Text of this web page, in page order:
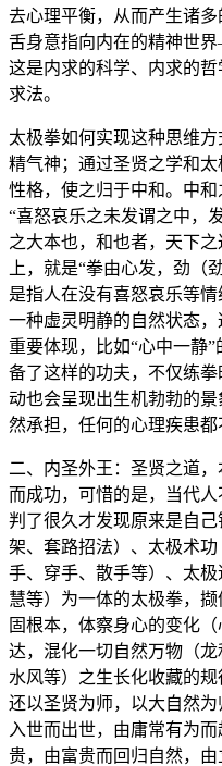
去心理平衡，从而产生诸
舌身意指向内在的精神世
这是内求的科学、内求的
求法。
太极拳如何实现这种思维
精气神；通过圣贤之学和
性格，使之归于中和。中和
“喜怒哀乐之未发谓之中，
之大本也，和也者，天下
上，就是“拳由心发，劲（
是指人在没有喜怒哀乐等
一种虚灵明静的自然状态
重要体现，比如“心中一静
备了这样的功夫，不仅练
动也会呈现出生机勃勃的
然承担，任何的心理疾患都
二、内圣外王：圣贤之道
而成功，可惜的是，当代
判了很久才发现原来是自
架、套路招法）、太极术
手、穿手、散手等）、太
慧等）为一体的太极拳，
固根本，体察身心的变化
达，混化一切自然万物（
水风等）之生长化收藏的规
还以圣贤为师，以大自然
入世而出世，由庸常有为
贵，由富贵而回归自然，由